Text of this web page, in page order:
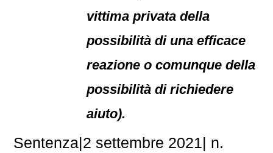
vittima privata della
possibilità di una efficace
reazione o comunque della
possibilità di richiedere
aiuto).
Sentenza|2 settembre 2021| n.